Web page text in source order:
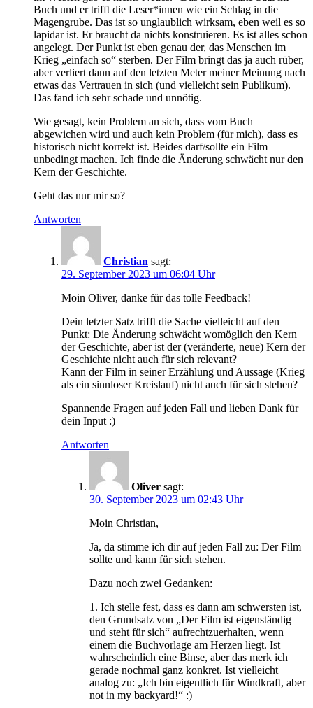
Buch und er trifft die Leser*innen wie ein Schlag in die
Magengrube. Das ist so unglaublich wirksam, eben weil es so
lapidar ist. Er braucht da nichts konstruieren. Es ist alles schon
angelegt. Der Punkt ist eben genau der, das Menschen im
Krieg „einfach so“ sterben. Der Film bringt das ja auch rüber,
aber verliert dann auf den letzten Meter meiner Meinung nach
etwas das Vertrauen in sich (und vielleicht sein Publikum).
Das fand ich sehr schade und unnötig.
Wie gesagt, kein Problem an sich, dass vom Buch
abgewichen wird und auch kein Problem (für mich), dass es
historisch nicht korrekt ist. Beides darf/sollte ein Film
unbedingt machen. Ich finde die Änderung schwächt nur den
Kern der Geschichte.
Geht das nur mir so?
Antworten
Christian sagt:
29. September 2023 um 06:04 Uhr
Moin Oliver, danke für das tolle Feedback!
Dein letzter Satz trifft die Sache vielleicht auf den
Punkt: Die Änderung schwächt womöglich den Kern
der Geschichte, aber ist der (veränderte, neue) Kern der
Geschichte nicht auch für sich relevant?
Kann der Film in seiner Erzählung und Aussage (Krieg
als ein sinnloser Kreislauf) nicht auch für sich stehen?
Spannende Fragen auf jeden Fall und lieben Dank für
dein Input :)
Antworten
Oliver sagt:
30. September 2023 um 02:43 Uhr
Moin Christian,
Ja, da stimme ich dir auf jeden Fall zu: Der Film
sollte und kann für sich stehen.
Dazu noch zwei Gedanken:
1. Ich stelle fest, dass es dann am schwersten ist,
den Grundsatz von „Der Film ist eigenständig
und steht für sich“ aufrechtzuerhalten, wenn
einem die Buchvorlage am Herzen liegt. Ist
wahrscheinlich eine Binse, aber das merk ich
gerade nochmal ganz konkret. Ist vielleicht
analog zu: „Ich bin eigentlich für Windkraft, aber
not in my backyard!“ :)